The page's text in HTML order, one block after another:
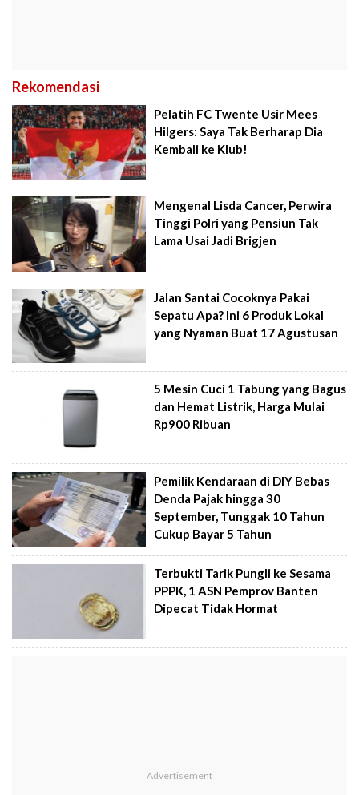
Rekomendasi
Pelatih FC Twente Usir Mees
Hilgers: Saya Tak Berharap Dia
Kembali ke Klub!
Mengenal Lisda Cancer, Perwira
Tinggi Polri yang Pensiun Tak
Lama Usai Jadi Brigjen
Jalan Santai Cocoknya Pakai
Sepatu Apa? Ini 6 Produk Lokal
yang Nyaman Buat 17 Agustusan
5 Mesin Cuci 1 Tabung yang Bagus
dan Hemat Listrik, Harga Mulai
Rp900 Ribuan
Pemilik Kendaraan di DIY Bebas
Denda Pajak hingga 30
September, Tunggak 10 Tahun
Cukup Bayar 5 Tahun
Terbukti Tarik Pungli ke Sesama
PPPK, 1 ASN Pemprov Banten
Dipecat Tidak Hormat